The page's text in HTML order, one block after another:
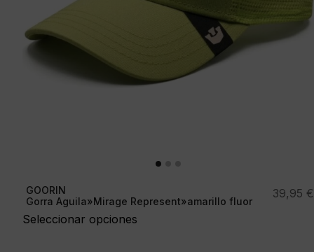
GOORIN
Gorra Aguila»Mirage Represent»amarillo fluor
Seleccionar opciones
39,95 €